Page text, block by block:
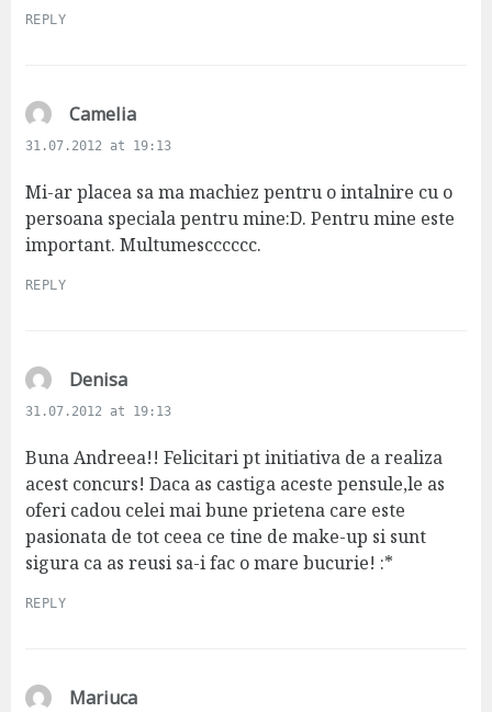
REPLY
Camelias
a
s
:
31.07.2012 at 19:13
Mi-ar placea sa ma machiez pentru o intalnire cu o
persoana speciala pentru mine:D. Pentru mine este
important. Multumescccccc.
REPLY
Denisas
a
s
:
31.07.2012 at 19:13
Buna Andreea!! Felicitari pt initiativa de a realiza
acest concurs! Daca as castiga aceste pensule,le as
oferi cadou celei mai bune prietena care este
pasionata de tot ceea ce tine de make-up si sunt
sigura ca as reusi sa-i fac o mare bucurie! :*
REPLY
Mariucas